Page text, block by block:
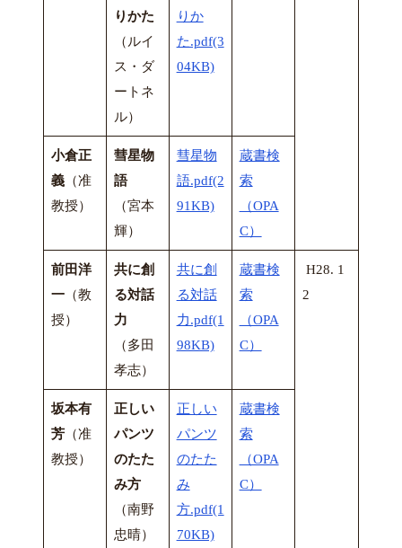
りかた
（ルイ
ス・ダ
ートネ
ル）
りか
た.pdf(3
04KB)
小倉正
義（准
教授）
彗星物
語
（宮本
輝）
彗星物
語.pdf(2
91KB)
蔵書検
索
（OPA
C）
前田洋
一（教
授）
共に創
る対話
力
（多田
孝志）
共に創
る対話
力.pdf(1
98KB)
蔵書検
索
（OPA
C）
H28. 1
2
坂本有
芳（准
教授）
正しい
パンツ
のたた
み方
（南野
忠晴）
正しい
パンツ
のたた
み
方.pdf(1
70KB)
蔵書検
索
（OPA
C）